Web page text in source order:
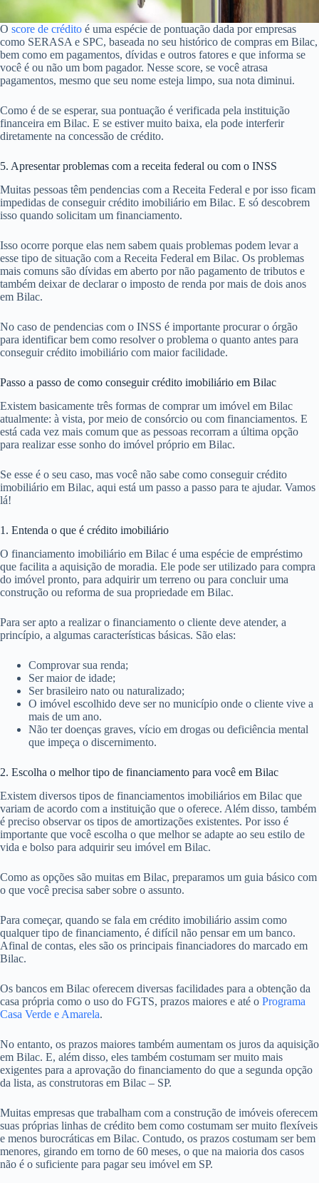
O score de crédito é uma espécie de pontuação dada por empresas
como SERASA e SPC, baseada no seu histórico de compras em Bilac,
bem como em pagamentos, dívidas e outros fatores e que informa se
você é ou não um bom pagador. Nesse score, se você atrasa
pagamentos, mesmo que seu nome esteja limpo, sua nota diminui.
Como é de se esperar, sua pontuação é verificada pela instituição
financeira em Bilac. E se estiver muito baixa, ela pode interferir
diretamente na concessão de crédito.
5. Apresentar problemas com a receita federal ou com o INSS
Muitas pessoas têm pendencias com a Receita Federal e por isso ficam
impedidas de conseguir crédito imobiliário em Bilac. E só descobrem
isso quando solicitam um financiamento.
Isso ocorre porque elas nem sabem quais problemas podem levar a
esse tipo de situação com a Receita Federal em Bilac. Os problemas
mais comuns são dívidas em aberto por não pagamento de tributos e
também deixar de declarar o imposto de renda por mais de dois anos
em Bilac.
No caso de pendencias com o INSS é importante procurar o órgão
para identificar bem como resolver o problema o quanto antes para
conseguir crédito imobiliário com maior facilidade.
Passo a passo de como conseguir crédito imobiliário em Bilac
Existem basicamente três formas de comprar um imóvel em Bilac
atualmente: à vista, por meio de consórcio ou com financiamentos. E
está cada vez mais comum que as pessoas recorram a última opção
para realizar esse sonho do imóvel próprio em Bilac.
Se esse é o seu caso, mas você não sabe como conseguir crédito
imobiliário em Bilac, aqui está um passo a passo para te ajudar. Vamos
lá!
1. Entenda o que é crédito imobiliário
O financiamento imobiliário em Bilac é uma espécie de empréstimo
que facilita a aquisição de moradia. Ele pode ser utilizado para compra
do imóvel pronto, para adquirir um terreno ou para concluir uma
construção ou reforma de sua propriedade em Bilac.
Para ser apto a realizar o financiamento o cliente deve atender, a
princípio, a algumas características básicas. São elas:
Comprovar sua renda;
Ser maior de idade;
Ser brasileiro nato ou naturalizado;
O imóvel escolhido deve ser no município onde o cliente vive a
mais de um ano.
Não ter doenças graves, vício em drogas ou deficiência mental
que impeça o discernimento.
2. Escolha o melhor tipo de financiamento para você em Bilac
Existem diversos tipos de financiamentos imobiliários em Bilac que
variam de acordo com a instituição que o oferece. Além disso, também
é preciso observar os tipos de amortizações existentes. Por isso é
importante que você escolha o que melhor se adapte ao seu estilo de
vida e bolso para adquirir seu imóvel em Bilac.
Como as opções são muitas em Bilac, preparamos um guia básico com
o que você precisa saber sobre o assunto.
Para começar, quando se fala em crédito imobiliário assim como
qualquer tipo de financiamento, é difícil não pensar em um banco.
Afinal de contas, eles são os principais financiadores do marcado em
Bilac.
Os bancos em Bilac oferecem diversas facilidades para a obtenção da
casa própria como o uso do FGTS, prazos maiores e até o Programa
Casa Verde e Amarela.
No entanto, os prazos maiores também aumentam os juros da aquisição
em Bilac. E, além disso, eles também costumam ser muito mais
exigentes para a aprovação do financiamento do que a segunda opção
da lista, as construtoras em Bilac – SP.
Muitas empresas que trabalham com a construção de imóveis oferecem
suas próprias linhas de crédito bem como costumam ser muito flexíveis
e menos burocráticas em Bilac. Contudo, os prazos costumam ser bem
menores, girando em torno de 60 meses, o que na maioria dos casos
não é o suficiente para pagar seu imóvel em SP.